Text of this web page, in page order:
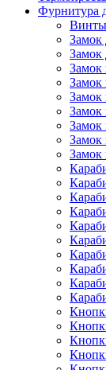
Фурнитура
Винты
Замок
Замок
Замок
Замок
Замок
Замок
Замок
Замок
Замок